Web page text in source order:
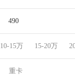
490
10-15万 15-20万
重卡